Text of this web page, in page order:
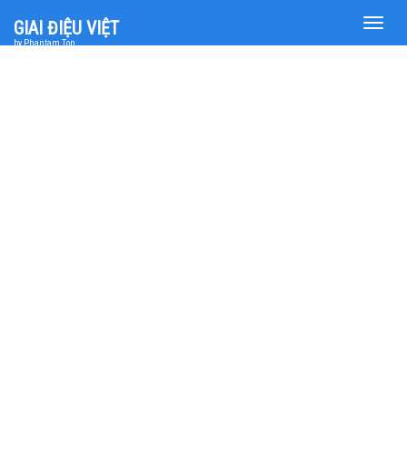
Toggle
GIAI ĐIỆU VIỆT
by Phantam Top